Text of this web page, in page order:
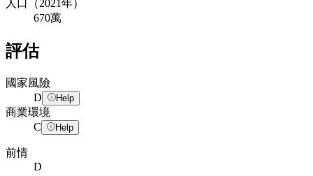
人口（2021年）
670萬
評估
國家風險
D
Help
商業環境
C
Help
前情
D